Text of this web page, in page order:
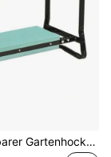
Kniebank, klappbarer Gartenhocker, 2-in-1, Kniestütze, mit Werkzeugtasche, EVA-Schaum, 58 x 28 x 49 cm, für den Einsatz vor Ort